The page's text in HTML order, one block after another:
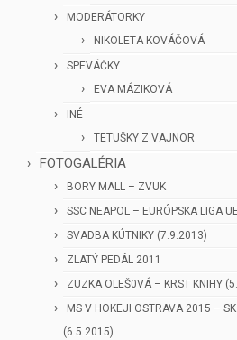
MODERÁTORKY
NIKOLETA KOVÁČOVÁ
SPEVÁČKY
EVA MÁZIKOVÁ
INÉ
TETUŠKY Z VAJNOR
FOTOGALÉRIA
BORY MALL – ZVUK
SSC NEAPOL – EURÓPSKA LIGA
SVADBA KÚTNIKY (7.9.2013)
ZLATÝ PEDÁL 2011
ZUZKA OLEŠ0VÁ – KRST KNIHY
MS V HOKEJI OSTRAVA 2015 –
(6.5.2015)